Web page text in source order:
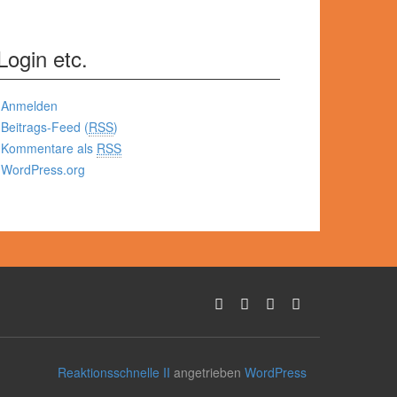
etc.
Anmelden
Beitrags-Feed (RSS)
Kommentare als RSS
WordPress.org
Reaktionsschnelle II angetrieben WordPress